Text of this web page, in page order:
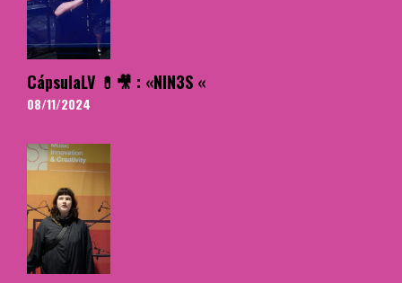
CápsulaLV 💊🎥 : «NIN3S «
08/11/2024